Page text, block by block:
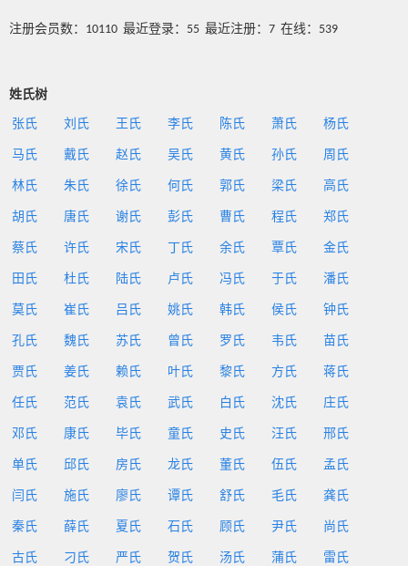
注册会员数：10110 最近登录：55 最近注册：7 在线：539
姓氏树
张氏 刘氏 王氏 李氏 陈氏 萧氏 杨氏
马氏 戴氏 赵氏 吴氏 黄氏 孙氏 周氏
林氏 朱氏 徐氏 何氏 郭氏 梁氏 高氏
胡氏 唐氏 谢氏 彭氏 曹氏 程氏 郑氏
蔡氏 许氏 宋氏 丁氏 余氏 覃氏 金氏
田氏 杜氏 陆氏 卢氏 冯氏 于氏 潘氏
莫氏 崔氏 吕氏 姚氏 韩氏 侯氏 钟氏
孔氏 魏氏 苏氏 曾氏 罗氏 韦氏 苗氏
贾氏 姜氏 赖氏 叶氏 黎氏 方氏 蒋氏
任氏 范氏 袁氏 武氏 白氏 沈氏 庄氏
邓氏 康氏 毕氏 童氏 史氏 汪氏 邢氏
单氏 邱氏 房氏 龙氏 董氏 伍氏 孟氏
闫氏 施氏 廖氏 谭氏 舒氏 毛氏 龚氏
秦氏 薛氏 夏氏 石氏 顾氏 尹氏 尚氏
古氏 刁氏 严氏 贺氏 汤氏 蒲氏 雷氏